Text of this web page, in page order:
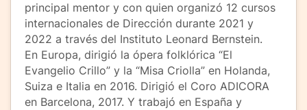
principal mentor y con quien organizó 12 cursos
internacionales de Dirección durante 2021 y
2022 a través del Instituto Leonard Bernstein.
En Europa, dirigió la ópera folklórica “El
Evangelio Crillo” y la “Misa Criolla” en Holanda,
Suiza e Italia en 2016. Dirigió el Coro ADICORA
en Barcelona, 2017. Y trabajó en España y